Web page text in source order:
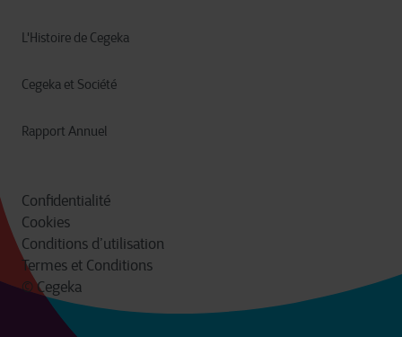
L'Histoire de Cegeka
Cegeka et Société
Rapport Annuel
Confidentialité
Cookies
Conditions d’utilisation
Termes et Conditions
© Cegeka